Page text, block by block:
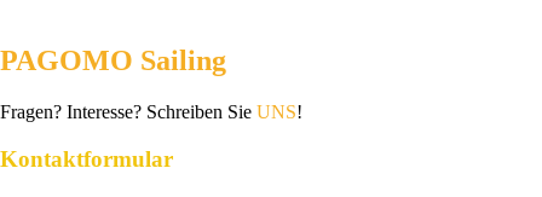
PAGOMO Sailing
Fragen? Interesse? Schreiben Sie UNS!
Kontaktformular